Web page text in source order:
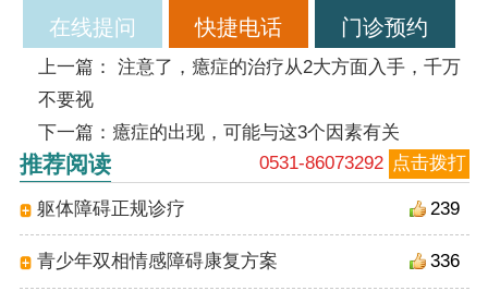
在线提问 快捷电话 门诊预约
上一篇：
注意了，癔症的治疗从2大方面入手，千万
不要视
下一篇： 癔症的出现，可能与这3个因素有关
0531-86073292 点击拨打
推荐阅读
239
躯体障碍正规诊疗
336
青少年双相情感障碍康复方案